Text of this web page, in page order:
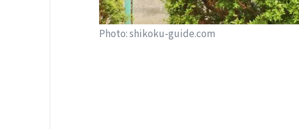
Photo: shikoku-guide.com